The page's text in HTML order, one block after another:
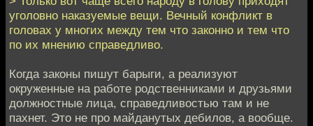
уголовно наказуемые вещи. Вечный конфликт в
головах у многих между тем что законно и тем что
по их мнению справедливо.
Когда законы пишут барыги, а реализуют
окруженные на работе родственниками и друзьями
должностные лица, справедливостью там и не
пахнет. Это не про майданутых дебилов, а вообще.